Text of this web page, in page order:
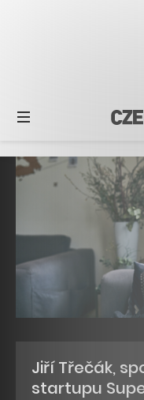
Jiří Třečák,
startupu